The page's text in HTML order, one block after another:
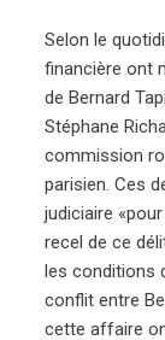
Selon le
financière ont
de Bernard
Stéphane
commission
parisien. Ces
judiciaire
recel de ce
les conditions
conflit entre
cette affaire